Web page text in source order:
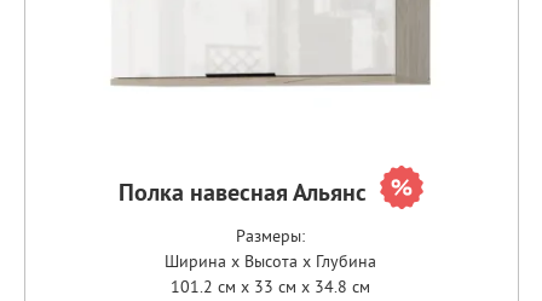
Полка навесная Альянс
Размеры:
Ширина x Высота x Глубина
101.2 см x 33 см x 34.8 см